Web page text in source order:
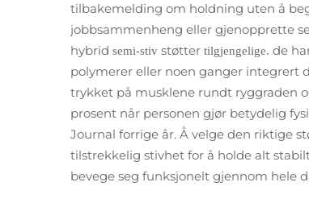
tilbakemelding om holdning uten å
jobbsammenheng eller gjenopprette
hybrid semi-stiv støtter tilgjengelige. de
polymerer eller noen ganger integrert
trykket på musklene rundt ryggraden
prosent når personen gjør betydelig
Journal forrige år. Å velge den riktige
tilstrekkelig stivhet for å holde alt
bevege seg funksjonelt gjennom hele